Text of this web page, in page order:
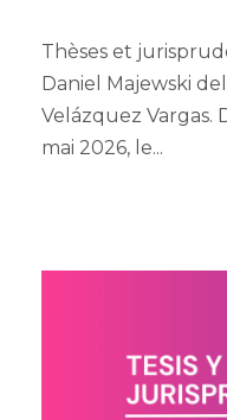
Thèses et
Daniel Majewski
Velázquez Vargas.
mai 2026, le...